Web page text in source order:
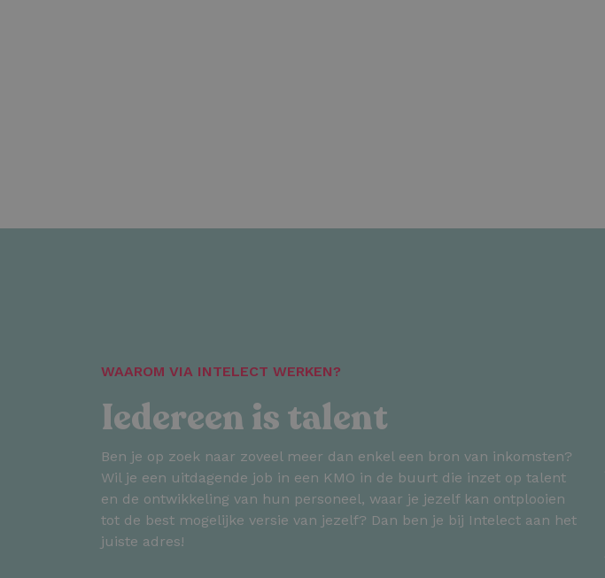
WAAROM VIA INTELECT WERKEN?
Iedereen is talent
Ben je op zoek naar zoveel meer dan enkel een bron van inkomsten?
Wil je een uitdagende job in een KMO in de buurt die inzet op talent
en de ontwikkeling van hun personeel, waar je jezelf kan ontplooien
tot de best mogelijke versie van jezelf? Dan ben je bij Intelect aan het
juiste adres!